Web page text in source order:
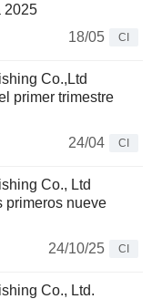
2025
18/05
CI
Co.,Ltd
primer trimestre
24/04
CI
Co., Ltd
primeros nueve
24/10/25
CI
Co., Ltd.